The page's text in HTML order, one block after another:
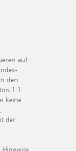
auf
den
1:1
keine
der